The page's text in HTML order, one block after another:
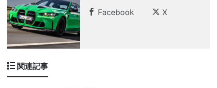
Facebook X
関連記事